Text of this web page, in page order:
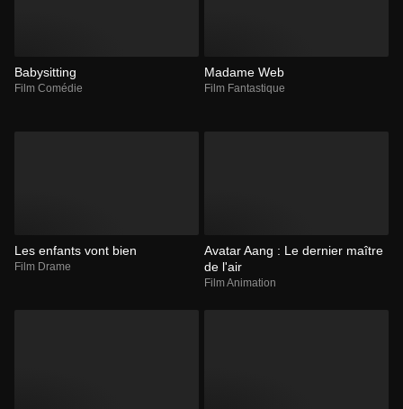
Babysitting
Film Comédie
Madame Web
Film Fantastique
Les enfants vont bien
Film Drame
Avatar Aang : Le dernier maître
de l'air
Film Animation